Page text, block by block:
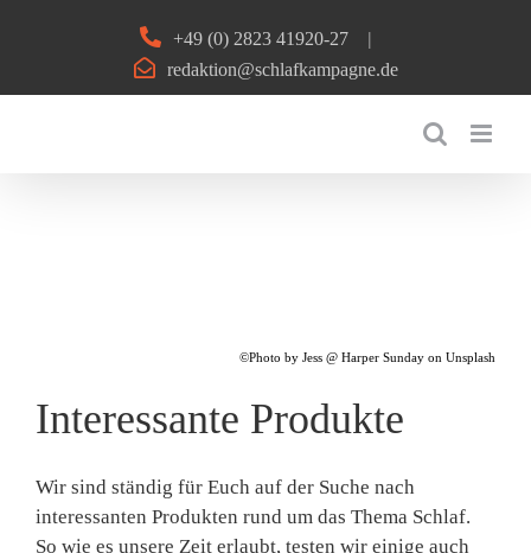
+49 (0) 2823 41920-27
|
redaktion@schlafkampagne.de
©Photo by Jess @ Harper Sunday on Unsplash
Interessante Produkte
Wir sind ständig für Euch auf der Suche nach
interessanten Produkten rund um das Thema Schlaf.
So wie es unsere Zeit erlaubt, testen wir einige auch